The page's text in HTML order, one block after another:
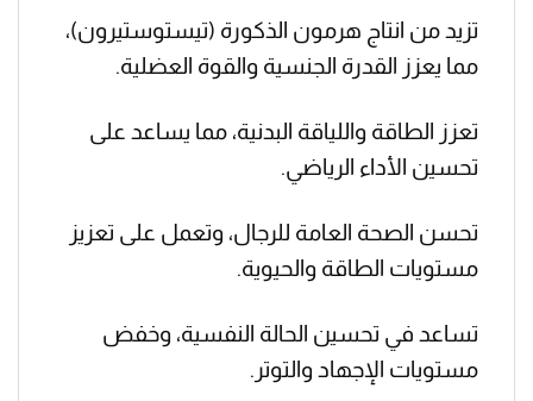
تزيد من انتاج هرمون الذكورة (تيستوستيرون)،
مما يعزز القدرة الجنسية والقوة العضلية.
تعزز الطاقة واللياقة البدنية، مما يساعد على
تحسين الأداء الرياضي.
تحسن الصحة العامة للرجال، وتعمل على تعزيز
مستويات الطاقة والحيوية.
تساعد في تحسين الحالة النفسية، وخفض
مستويات الإجهاد والتوتر.